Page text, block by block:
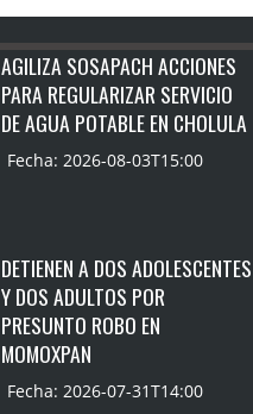
AGILIZA SOSAPACH ACCIONES
PARA REGULARIZAR SERVICIO
DE AGUA POTABLE EN CHOLULA
Fecha: 2026-08-03T15:00
DETIENEN A DOS ADOLESCENTES
Y DOS ADULTOS POR
PRESUNTO ROBO EN
MOMOXPAN
Fecha: 2026-07-31T14:00